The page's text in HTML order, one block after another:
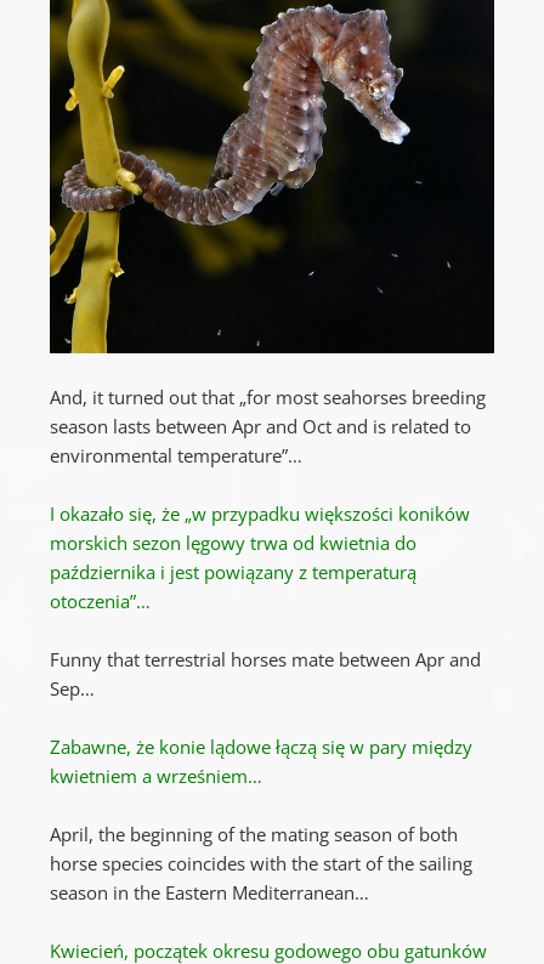
And, it turned out that „for most seahorses breeding
season lasts between Apr and Oct and is related to
environmental temperature”…
I okazało się, że „w przypadku większości koników
morskich sezon lęgowy trwa od kwietnia do
października i jest powiązany z temperaturą
otoczenia”…
Funny that terrestrial horses mate between Apr and
Sep…
Zabawne, że konie lądowe łączą się w pary między
kwietniem a wrześniem…
April, the beginning of the mating season of both
horse species coincides with the start of the sailing
season in the Eastern Mediterranean…
Kwiecień, początek okresu godowego obu gatunków